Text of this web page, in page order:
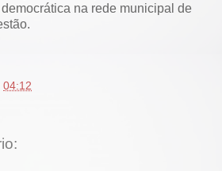
na rede municipal de
04:12